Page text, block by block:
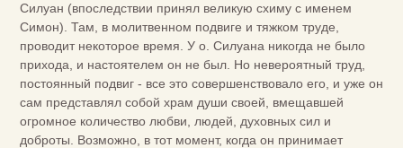
Силуан (впоследствии принял великую схиму с именем
Симон). Там, в молитвенном подвиге и тяжком труде,
проводит некоторое время. У о. Силуана никогда не было
прихода, и настоятелем он не был. Но невероятный труд,
постоянный подвиг - все это совершенствовало его, и уже он
сам представлял собой храм души своей, вмещавшей
огромное количество любви, людей, духовных сил и
доброты. Возможно, в тот момент, когда он принимает